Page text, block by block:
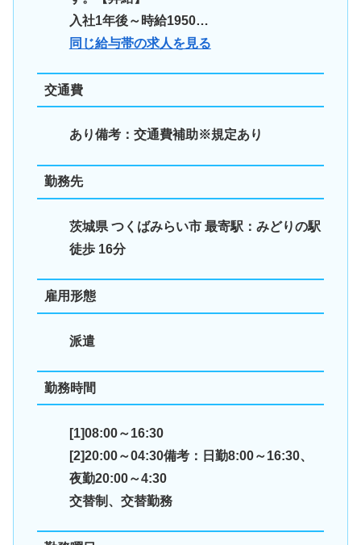
入社1年後～時給1950…
同じ給与帯の求人を見る
交通費
あり備考：交通費補助※規定あり
勤務先
茨城県 つくばみらい市 最寄駅：みどりの駅
徒歩 16分
雇用形態
派遣
勤務時間
[1]08:00～16:30
[2]20:00～04:30備考：日勤8:00～16:30、
夜勤20:00～4:30
交替制、交替勤務